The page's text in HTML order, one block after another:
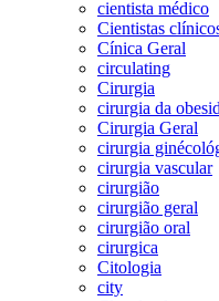
cientista médico
Cientistas
Cínica Geral
circulating
Cirurgia
cirurgia da
Cirurgia Geral
cirurgia
cirurgia vascular
cirurgião
cirurgião geral
cirurgião oral
cirurgica
Citologia
city